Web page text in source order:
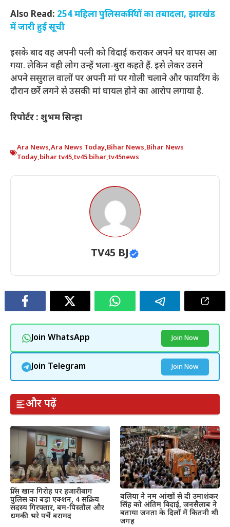
Also Read: 254 महिला पुलिसकर्मियों का तबादला, झारखंड
में जारी हुई सूची
इसके बाद वह अपनी पत्नी कोविदाई कराकरअपने घर वापस आ
गया. लेकिन वही लोग उन्हें भला-बुरा कहते हैं. इसे लेकर उसने
अपने ससुराल वालों पर अपनी मां पर गोली चलाने और फायरिंग के
दौरान छर्रे लगने से उसकी मां घायल होने का आरोप लगाया है.
रिपोर्टर : शुभम सिन्हा
Ara News,Ara News Today,Bihar News,Bihar News
Today,bihar tv45,tv45 bihar,tv45news
TV45 BJ
Join WhatsApp Join Now
Join Telegram Join Now
और पढ़ें
प्रिंस खान गिरोह पर हजारीबाग
पुलिस का बड़ा एक्शन, 4 सक्रिय
सदस्य गिरफ्तार, बम-पिस्तौल और
धमकी भरे पर्चे बरामद
बलिया ने नम आंखों से दी उमाशंकर
सिंह को अंतिम विदाई, जनसैलाब ने
बताया जनता के दिलों में कितनी थी
जगह